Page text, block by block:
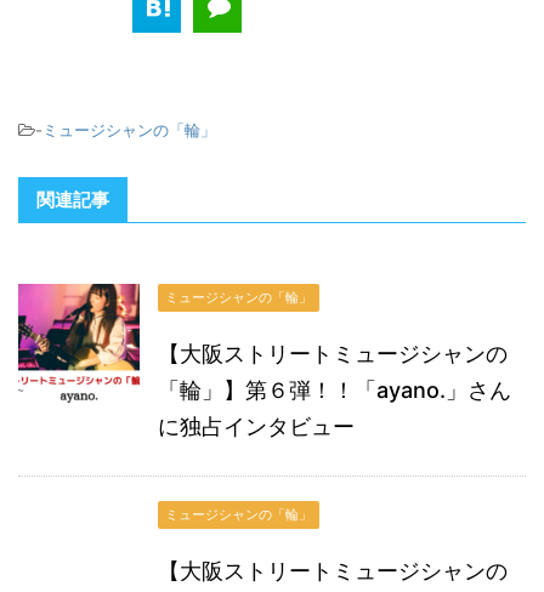
- ミュージシャンの「輪」
関連記事
ミュージシャンの「輪」
【大阪ストリートミュージシャンの
「輪」】第６弾！！「ayano.」さん
に独占インタビュー
ミュージシャンの「輪」
【大阪ストリートミュージシャンの